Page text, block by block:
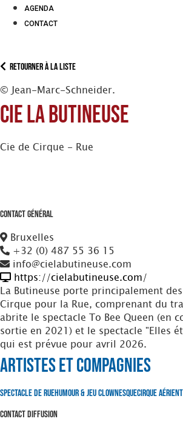
AGENDA
CONTACT
Retourner à la liste
© Jean-Marc-Schneider.
Cie La Butineuse
Cie de Cirque - Rue
Contact Général
Bruxelles
+32 (0) 487 55 36 15
info@cielabutineuse.com
https://cielabutineuse.com/
La Butineuse porte principalement
Cirque pour la Rue, comprenant du
abrite le spectacle To Bee Queen (en
sortie en 2021) et le spectacle "Elles
qui est prévue pour avril 2026.
Artistes et Compagnies
Spectacle de RueHumour & Jeu clownesqueCirque Aérien
Contact Diffusion